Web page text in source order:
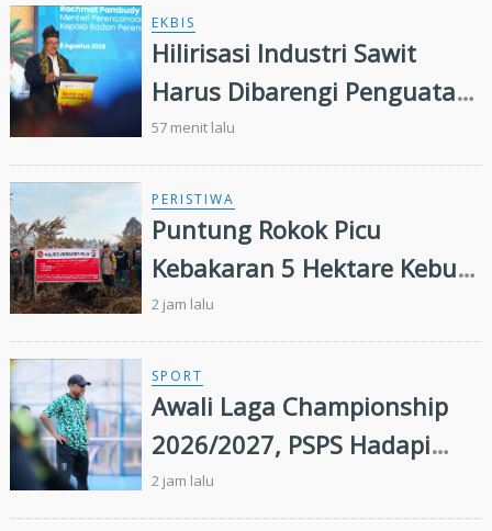
EKBIS
Hilirisasi Industri Sawit
Harus Dibarengi Penguatan
Ekosistem Hulu hingga Hilir
57 menit lalu
PERISTIWA
Puntung Rokok Picu
Kebakaran 5 Hektare Kebun
Sawit
2 jam lalu
SPORT
Awali Laga Championship
2026/2027, PSPS Hadapi
PSIS Malam Ini
2 jam lalu